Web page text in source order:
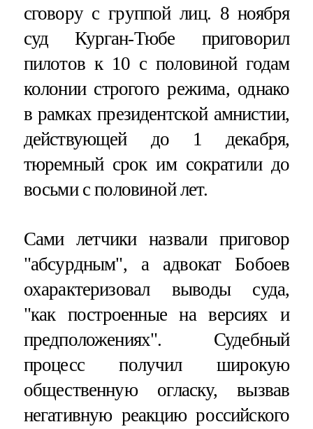
сговору с группой лиц. 8 ноября
суд Курган-Тюбе приговорил
пилотов к 10 с половиной годам
колонии строгого режима, однако
в рамках президентской амнистии,
действующей до 1 декабря,
тюремный срок им сократили до
восьми с половиной лет.
Сами летчики назвали приговор
"абсурдным", а адвокат Бобоев
охарактеризовал выводы суда,
"как построенные на версиях и
предположениях". Судебный
процесс получил широкую
общественную огласку, вызвав
негативную реакцию российского